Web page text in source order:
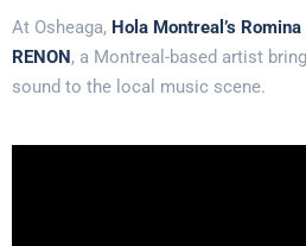
At Osheaga, Hola Montreal’s
RENON, a Montreal-based artist
sound to the local music scene.